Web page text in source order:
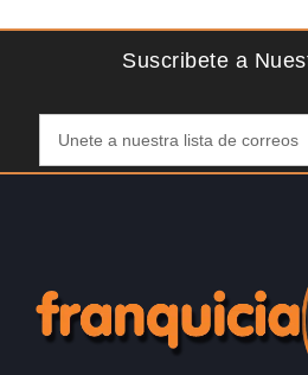
Suscribete a